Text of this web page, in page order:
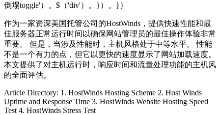
倒塌toggle'）。$（'div'）。}）。}）
作为一家资深美国托管公司的HostWinds，提供快速性能和最
佳服务器正常运行时间以确保网站管理员的最佳操作体验非常
重要。 但是，当涉及性能时，主机风格处于中等水平。 性能
不是一个有力的点，但它以更快的速度显示了网站加载速度。
本文提供了对主机运行时，响应时间和流量处理功能的主机风
的全面评估。
Article Directory: 1. HostWinds Hosting Scheme 2. Host Winds
Uptime and Response Time 3. HostWinds Website Hosting Speed ​​
Test 4. HostWinds Stress Test